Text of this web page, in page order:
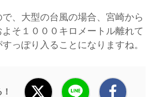
、大型の台風の場合、宮崎から
そ１０００キロメートル離れて
っぽり入ることになりますね。